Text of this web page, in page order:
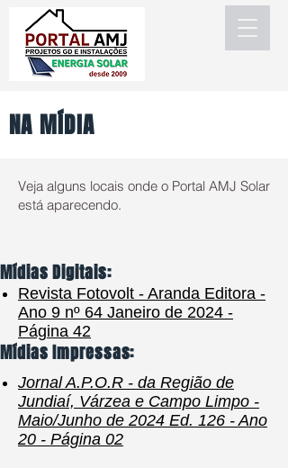
NA MÍDIA
Veja alguns locais onde o Portal AMJ Solar
está aparecendo.
Mídias Digitais:
Revista Fotovolt - Aranda Editora -
Ano 9 nº 64 Janeiro de 2024 -
Página 42
Mídias Impressas:
Jornal A.P.O.R - da Região de
Jundiaí, Várzea e Campo Limpo -
Maio/Junho de 2024 Ed. 126 - Ano
20 - Página 02